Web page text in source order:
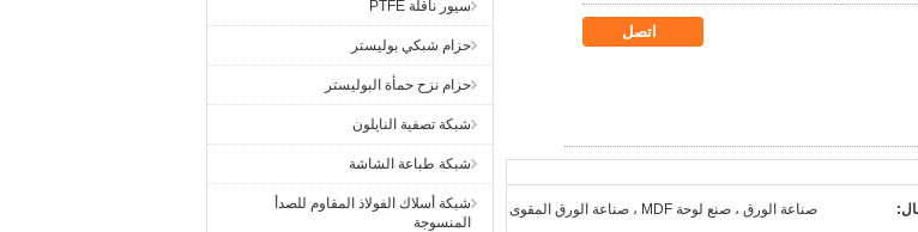
سيور ناقلة PTFE
حزام شبكي بوليستر
حزام نزح حمأة البوليستر
شبكة تصفية النايلون
شبكة طباعة الشاشة
شبكة أسلاك الفولاذ المقاوم للصدأ
المنسوجة
اتصل
صناعة الورق ، صنع لوحة MDF ، صناعة الورق المقوى